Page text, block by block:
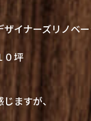
イナーズリノベ
０坪
ますが、